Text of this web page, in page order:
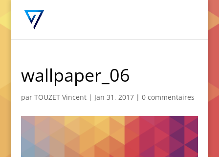
wallpaper_06
par TOUZET Vincent| Jan 31, 2017| 0 commentaires